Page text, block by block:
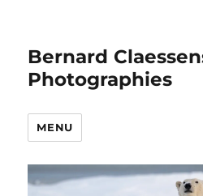
Bernard
Photographies
MENU